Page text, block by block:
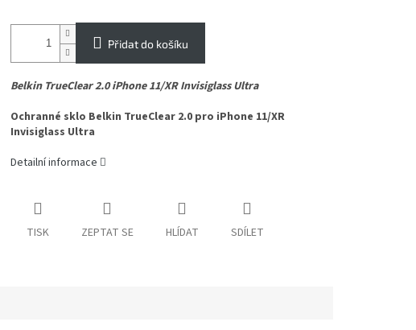
Přidat do košíku
Belkin TrueClear 2.0 iPhone 11/XR Invisiglass Ultra
Ochranné sklo Belkin TrueClear 2.0 pro iPhone 11/XR
Invisiglass Ultra
Detailní informace
TISK ZEPTAT SE HLÍDAT SDÍLET